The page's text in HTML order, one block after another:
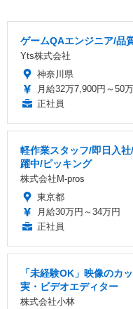
ゲームQAエンジニア/品
Yts株式会社
神奈川県
月給32万7,900円～50
正社員
軽作業スタッフ/即日入
躍中/ピッキング
株式会社M-pros
東京都
月給30万円～34万円
正社員
「未経験OK」映像のカ
実・ビデオエディター
株式会社小林